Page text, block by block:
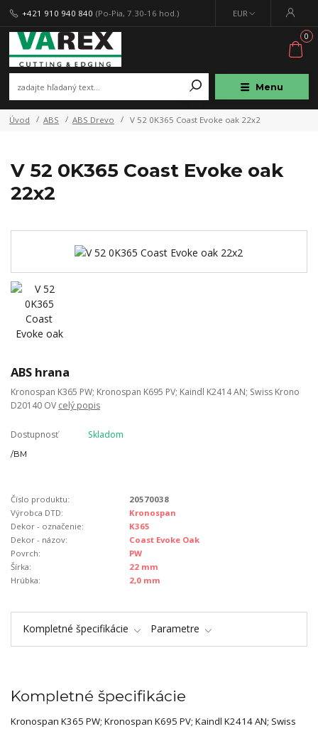
Menu
EUR
+421 910 940 840 (Po-Pia, 7.30-16 hod.)
0
Úvod ABS ABS Drevo V 52 0K365 Coast Evoke oak 22x2
V 52 0K365 Coast Evoke oak
22x2
ABS hrana
Kronospan K365 PW; Kronospan K695 PV; Kaindl K2414 AN; Swiss Krono
D20140 OV celý popis
Dostupnosť Skladom
/BM
Číslo produktu:
20570038
Výrobca DTD:
Kronospan
Dekor - označenie:
K365
Dekor - názov:
Coast Evoke Oak
Povrch:
PW
Šírka:
22 mm
Hrúbka:
2,0 mm
Kompletné špecifikácie Parametre
Kompletné špecifikácie
Kronospan K365 PW; Kronospan K695 PV; Kaindl K2414 AN; Swiss